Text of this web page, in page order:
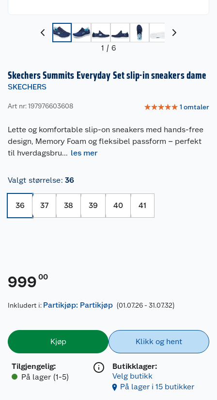
1 / 6
Skechers Summits Everyday Set slip-in sneakers dame
SKECHERS
Art nr: 197976603608 ☆☆☆☆☆ 1 omtaler
Lette og komfortable slip-on sneakers med hands-free
design, Memory Foam og fleksibel passform – perfekt
til hverdagsbru... les mer
Valgt størrelse: 36
36 37 38 39 40 41
999 00
Inkludert i: Partikjøp: Partikjøp (01.07.26 - 31.07.32)
Kjøp
Tilgjengelig:
På lager (1-5)
Klikk og hent
Butikklager:
Velg butikk
På lager i 15 butikker